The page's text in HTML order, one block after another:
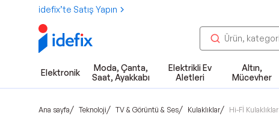
idefix’te Satış Yapın
Elektronik
Moda, Çanta,
Saat, Ayakkabı
Elektrikli Ev
Aletleri
Altın,
Mücevher
Ana sayfa/ Teknoloji/ TV & Görüntü & Ses/ Kulaklıklar/ Hi-Fİ Kulaklıklar